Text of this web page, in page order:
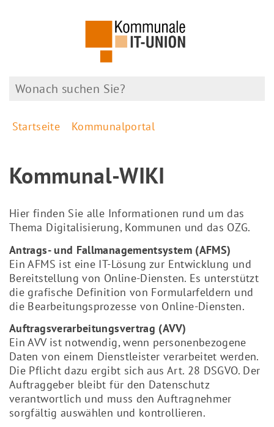
Startseite Kommunalportal
Kommunal-WIKI
Hier finden Sie alle Informationen rund um das
Thema Digitalisierung, Kommunen und das OZG.
Antrags- und Fallmanagementsystem (AFMS)
Ein AFMS ist eine IT-Lösung zur Entwicklung und
Bereitstellung von Online-Diensten. Es unterstützt
die grafische Definition von Formularfeldern und
die Bearbeitungsprozesse von Online-Diensten.
Auftragsverarbeitungsvertrag (AVV)
Ein AVV ist notwendig, wenn personenbezogene
Daten von einem Dienstleister verarbeitet werden.
Die Pflicht dazu ergibt sich aus Art. 28 DSGVO. Der
Auftraggeber bleibt für den Datenschutz
verantwortlich und muss den Auftragnehmer
sorgfältig auswählen und kontrollieren.